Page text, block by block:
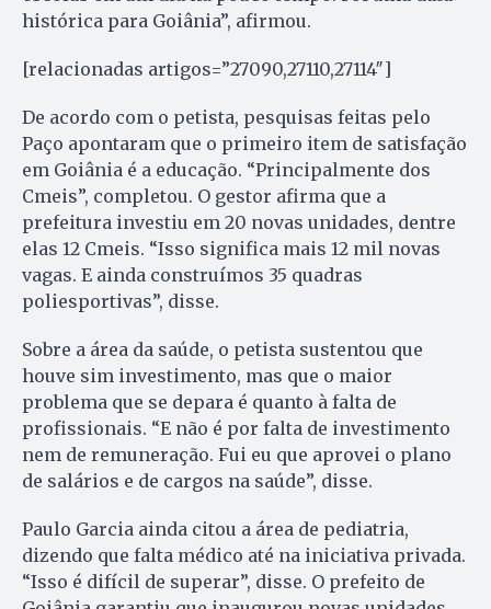
histórica para Goiânia”, afirmou.
[relacionadas artigos=”27090,27110,27114″]
De acordo com o petista, pesquisas feitas pelo
Paço apontaram que o primeiro item de satisfação
em Goiânia é a educação. “Principalmente dos
Cmeis”, completou. O gestor afirma que a
prefeitura investiu em 20 novas unidades, dentre
elas 12 Cmeis. “Isso significa mais 12 mil novas
vagas. E ainda construímos 35 quadras
poliesportivas”, disse.
Sobre a área da saúde, o petista sustentou que
houve sim investimento, mas que o maior
problema que se depara é quanto à falta de
profissionais. “E não é por falta de investimento
nem de remuneração. Fui eu que aprovei o plano
de salários e de cargos na saúde”, disse.
Paulo Garcia ainda citou a área de pediatria,
dizendo que falta médico até na iniciativa privada.
“Isso é difícil de superar”, disse. O prefeito de